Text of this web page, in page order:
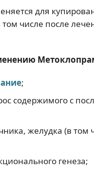
для
числе после
;
содержимого с
желудка (в
генеза;